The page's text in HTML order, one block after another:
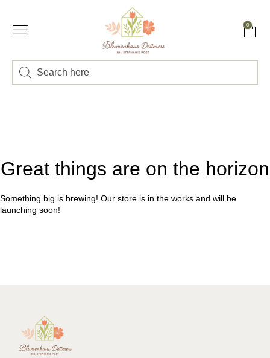
0
Great things are on the horizon
Something big is brewing! Our store is in the works and will be
launching soon!